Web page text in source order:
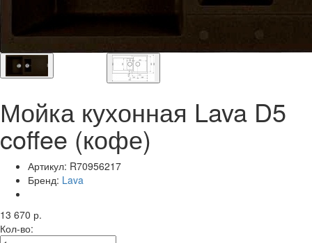
Мойка кухонная Lava D5
coffee (кофе)
Артикул: R70956217
Бренд: Lava
13 670 р.
Кол-во: